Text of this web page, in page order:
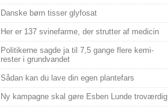
Danske børn tisser glyfosat
Her er 137 svinefarme, der strutter af medicin
Politikerne sagde ja til 7,5 gange flere kemi-
rester i grundvandet
Sådan kan du lave din egen plantefars
Ny kampagne skal gøre Esben Lunde troværdig